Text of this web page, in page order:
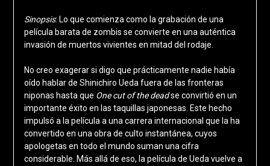
Sinopsis: Lo que comienza como la grabación de una
película barata de zombis se convierte en una auténtica
invasión de muertos vivientes en mitad del rodaje.
No creo exagerar si digo que prácticamente nadie había
oído hablar de Shinichiro Ueda fuera de las fronteras
niponas hasta que One cut of the deadse convirtió en un
importante éxito en las taquillas japonesas. Este hecho
impulsó a la película a una carrera internacional que la ha
convertido en una obra de culto instantánea, cuyos
apologetas en todo el mundo suman una cifra
considerable. Más allá de eso, la película de Ueda vuelve a